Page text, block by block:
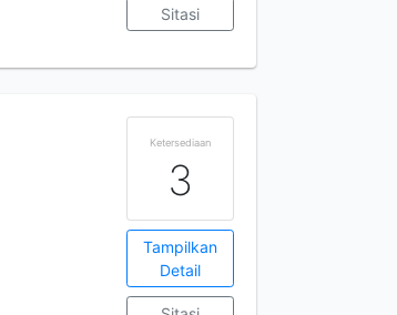
Sitasi
Ketersediaan
3
Tampilkan
Detail